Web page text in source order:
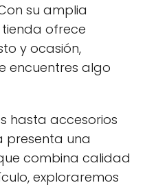
su amplia
ofrece
y ocasión,
encuentres algo
hasta accesorios
presenta una
combina calidad
exploraremos